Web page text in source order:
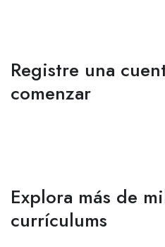
Registre una
comenzar
Explora más de
currículums